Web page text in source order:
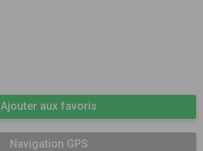
Ajouter aux favoris
Navigation GPS